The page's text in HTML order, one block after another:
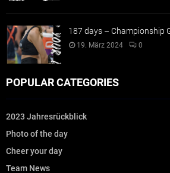
187 days – Championship
19. März 2024 0
POPULAR CATEGORIES
2023 Jahresrückblick
Photo of the day
Cheer your day
Team News